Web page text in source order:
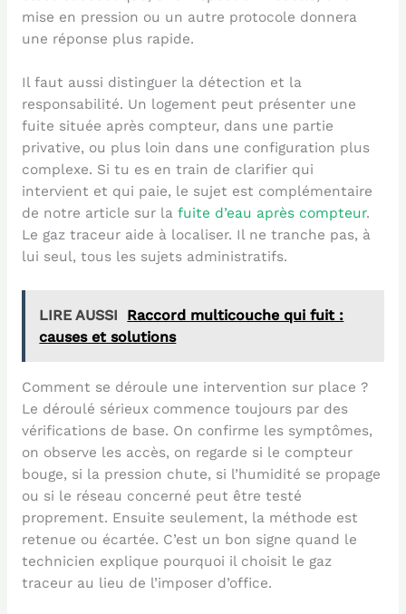
mise en pression ou un autre protocole donnera
une réponse plus rapide.
Il faut aussi distinguer la détection et la
responsabilité. Un logement peut présenter une
fuite située après compteur, dans une partie
privative, ou plus loin dans une configuration plus
complexe. Si tu es en train de clarifier qui
intervient et qui paie, le sujet est complémentaire
de notre article sur la fuite d’eau après compteur.
Le gaz traceur aide à localiser. Il ne tranche pas, à
lui seul, tous les sujets administratifs.
LIRE AUSSI
Raccord multicouche qui fuit :
causes et solutions
Comment se déroule une intervention sur place ?
Le déroulé sérieux commence toujours par des
vérifications de base. On confirme les symptômes,
on observe les accès, on regarde si le compteur
bouge, si la pression chute, si l’humidité se propage
ou si le réseau concerné peut être testé
proprement. Ensuite seulement, la méthode est
retenue ou écartée. C’est un bon signe quand le
technicien explique pourquoi il choisit le gaz
traceur au lieu de l’imposer d’office.